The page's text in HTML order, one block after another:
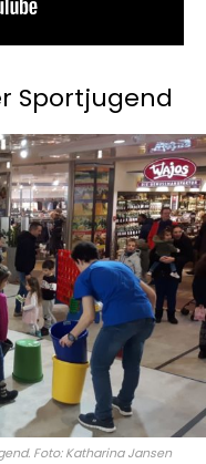
Sportjugend
Foto: Katharina Jansen